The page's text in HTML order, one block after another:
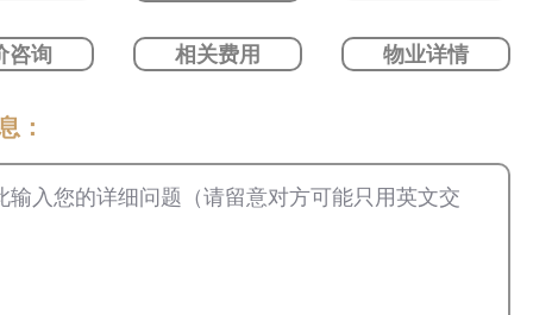
咨询 相关费用 物业详情
：